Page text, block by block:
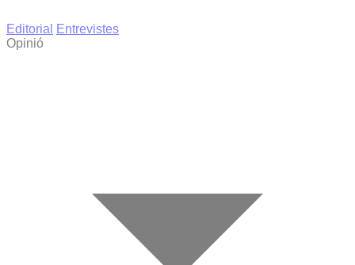
Editorial
Entrevistes
Opinió